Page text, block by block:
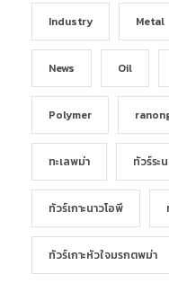
Industry Metal
News Oil
Polymer
ทะเลพม่า ทัวร์ระ
ทัวร์เกาะนาวโอพี
ทัวร์เกาะหัวใจมรกตพม่า